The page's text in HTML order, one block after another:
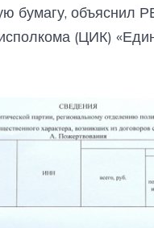
бумагу, объяснил
(ЦИК)